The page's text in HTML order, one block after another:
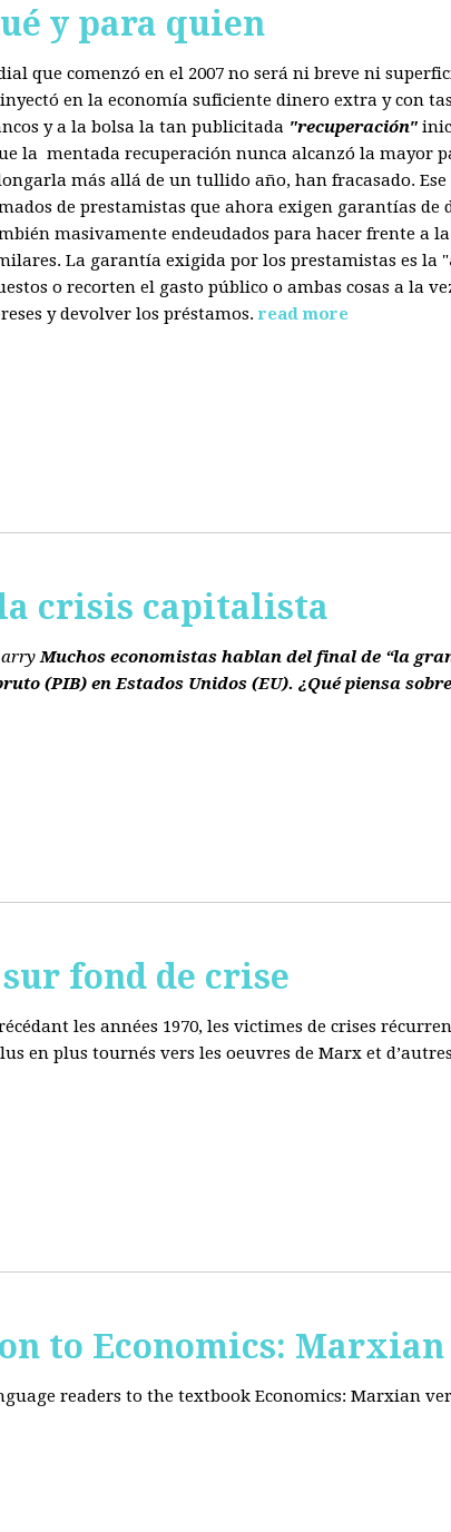
y para quien
que comenzó en el 2007 no será ni breve ni
en la economía suficiente dinero extra y con
y a la bolsa la tan publicitada "recuperación"
la mentada recuperación nunca alcanzó la mayor
más allá de un tullido año, han fracasado.
de prestamistas que ahora exigen garantías de
masivamente endeudados para hacer frente a la
La garantía exigida por los prestamistas es la "
o recorten el gasto público o ambas cosas a la
y devolver los préstamos. read more
crisis capitalista
Muchos economistas hablan del final de “la
(PIB) en Estados Unidos (EU). ¿Qué piensa
sur fond de crise
les années 1970, les victimes de crises
en plus tournés vers les oeuvres de Marx et
to Economics: Marxian
readers to the textbook Economics: Marxian